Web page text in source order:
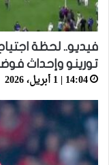
فيديو.. لحظة
تورينو وإحداث
14:04 | 1 أبريل، 2026